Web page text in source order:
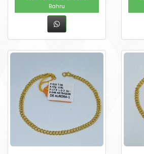
Bahru